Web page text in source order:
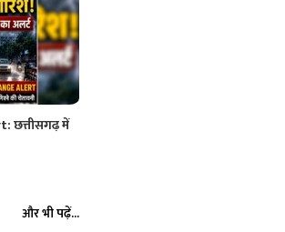
छत्तीसगढ़ में
और भी पढ़ें...